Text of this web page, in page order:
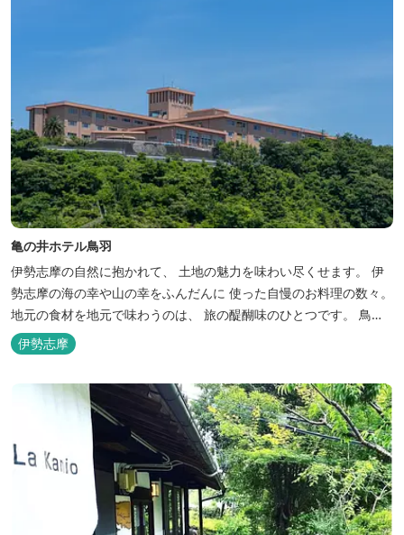
亀の井ホテル鳥羽
伊勢志摩の自然に抱かれて、 土地の魅力を味わい尽くせます。 伊
勢志摩の海の幸や山の幸をふんだんに 使った自慢のお料理の数々。
地元の食材を地元で味わうのは、 旅の醍醐味のひとつです。 鳥羽
湾の潮風を感じる露天風呂や 広々としたテラス付きのお部屋。 行
き交うフェリーをのんびり眺めて、 日常をちょっと忘れるひと時を
伊勢志摩